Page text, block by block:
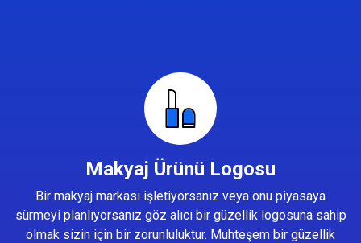
Makyaj Ürünü Logosu
Bir makyaj markası işletiyorsanız veya onu piyasaya
sürmeyi planlıyorsanız göz alıcı bir güzellik logosuna sahip
olmak sizin için bir zorunluluktur. Muhteşem bir güzellik